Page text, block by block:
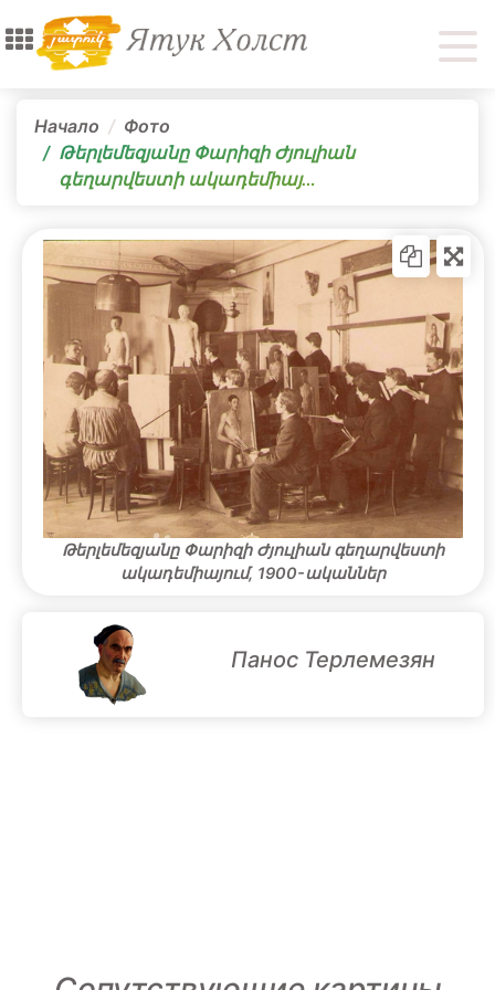
Начало
Фото
Թերլեմեզյանը Փարիզի Ժյուլիան
գեղարվեստի ակադեմիայ…
Թերլեմեզյանը Փարիզի Ժյուլիան գեղարվեստի
ակադեմիայում, 1900-ականներ
Панос Терлемезян